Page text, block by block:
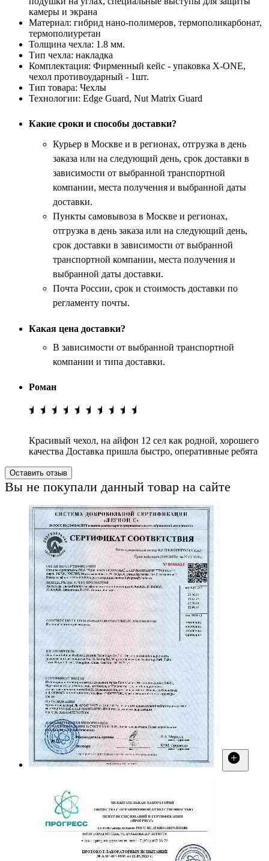
камеры и экрана
Материал: гибрид нано-полимеров, термополикарбонат,
термополиуретан
Толщина чехла: 1.8 мм.
Тип чехла: накладка
Комплектация: Фирменный кейс - упаковка X-ONE,
чехол противоударный - 1шт.
Тип товара: Чехлы
Технологии: Edge Guard, Nut Matrix Guard
Какие сроки и способы доставки?
Курьер в Москве и в регионах, отгрузка в день
заказа или на следующий день, срок доставки в
зависимости от выбранной транспортной
компании, места получения и выбранной даты
доставки.
Пункты самовывоза в Москве и регионах,
отгрузка в день заказа или на следующий день,
срок доставки в зависимости от выбранной
транспортной компании, места получения и
выбранной даты доставки.
Почта России, срок и стоимость доставки по
регламенту почты.
Какая цена доставки?
В зависимости от выбранной транспортной
компании и типа доставки.
Роман
Красивый чехол, на айфон 12 сел как родной, хорошего
качества Доставка пришла быстро, оперативные ребята
Оставить отзыв
Вы не покупали данный товар на сайте